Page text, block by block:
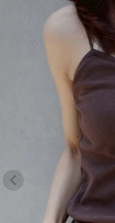
新着
ORIGINAL